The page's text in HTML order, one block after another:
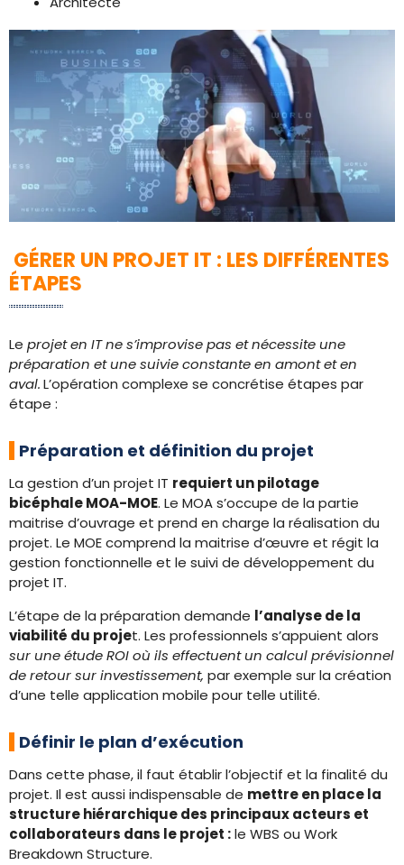
GÉRER UN PROJET IT : LES DIFFÉRENTES
ÉTAPES
Le projet en IT ne s’improvise pas et nécessite une
préparation et une suivie constante en amont et en
aval.L’opération complexe se concrétise étapes par
étape :
Préparation et définition du projet
La gestion d’un projet IT requiert un pilotage
bicéphale MOA-MOE. Le MOA s’occupe de la partie
maitrise d’ouvrage et prend en charge la réalisation du
projet. Le MOE comprend la maitrise d’œuvre et régit la
gestion fonctionnelle et le suivi de développement du
projet IT.
L’étape de la préparation demande l’analyse de la
viabilité du projet. Les professionnels s’appuient alors
sur une étude ROI où ils effectuent un calcul prévisionnel
de retour sur investissement, par exemple sur la création
d’une telle application mobile pour telle utilité.
Définir le plan d’exécution
Dans cette phase, il faut établir l’objectif et la finalité du
projet. Il est aussi indispensable de mettre en place la
structure hiérarchique des principaux acteurs et
collaborateurs dans le projet :le WBS ou Work
Breakdown Structure.